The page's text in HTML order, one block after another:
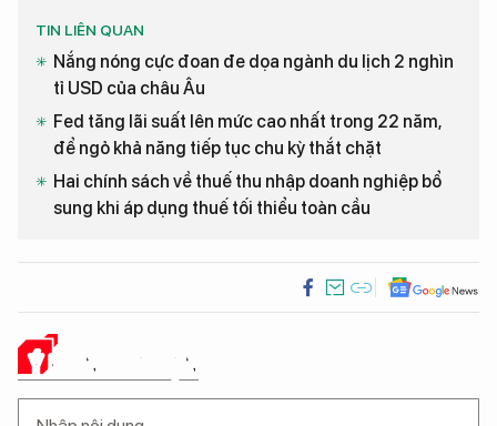
TIN LIÊN QUAN
Nắng nóng cực đoan đe dọa ngành du lịch 2 nghìn
tỉ USD của châu Âu
Fed tăng lãi suất lên mức cao nhất trong 22 năm,
để ngỏ khả năng tiếp tục chu kỳ thắt chặt
Hai chính sách về thuế thu nhập doanh nghiệp bổ
sung khi áp dụng thuế tối thiểu toàn cầu
Ý KIẾN CỦA BẠN